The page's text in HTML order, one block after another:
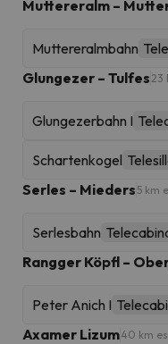
Muttereralm –
Muttereralmbahn
Glungezer – Tulfes 23
Glungezerbahn I
Schartenkogel
Serles – Mieders 5 km
Serlesbahn
Rangger Köpfl –
Peter Anich I
Axamer Lizum40 km